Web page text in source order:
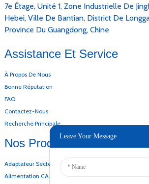
7e Étage, Unité 1, Zone Industrielle De
Hebei, Ville De Bantian, District De
Province Du Guangdong, Chine
Assistance Et Service
À Propos De Nous
Bonne Réputation
FAQ
Contactez-Nous
Recherche Principale
Nos Produits
Adaptateur Secteur De Bureau
Alimentation CA CC
Leave Your Message